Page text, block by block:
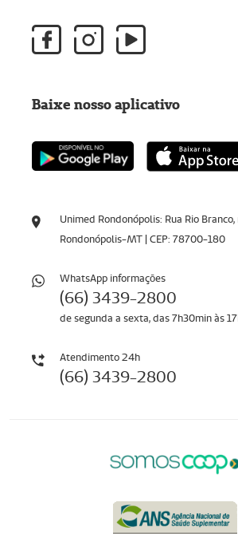
Unimed Rondonópolis: Rua Rio
Rondonópolis-MT | CEP: 78700-180
WhatsApp informaçōes
(66) 3439-2800
de segunda a sexta, das 7h30min às
Atendimento 24h
(66) 3439-2800
Baixe nosso aplicativo